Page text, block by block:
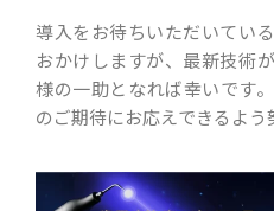
導入をお待ちいただいてい
おかけしますが、最新技術
様の一助となれば幸いです
のご期待にお応えできるよう